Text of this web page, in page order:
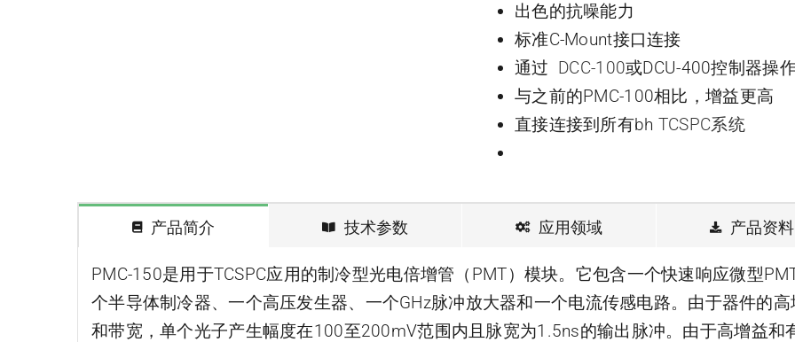
出色的抗噪能力
标准C-Mount接口连接
通过 DCC-100或DCU-400控制器操
与之前的PMC-100相比，增益更高
直接连接到所有bh TCSPC系统
产品简介 技术参数 应用领域 产品资料
PMC-150是用于TCSPC应用的制冷型光电倍增管（PMT）模块。它包含一个快速响应微型
个半导体制冷器、一个高压发生器、一个GHz脉冲放大器和一个电流传感电路。由于器件的高
和带宽，单个光子产生幅度在100至200mV范围内且脉宽为1.5ns的输出脉冲。由于高增益和